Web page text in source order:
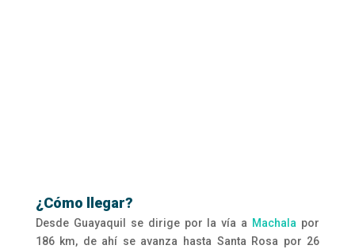
¿Cómo llegar?
Desde Guayaquil se dirige por la vía a Machala por
186 km, de ahí se avanza hasta Santa Rosa por 26